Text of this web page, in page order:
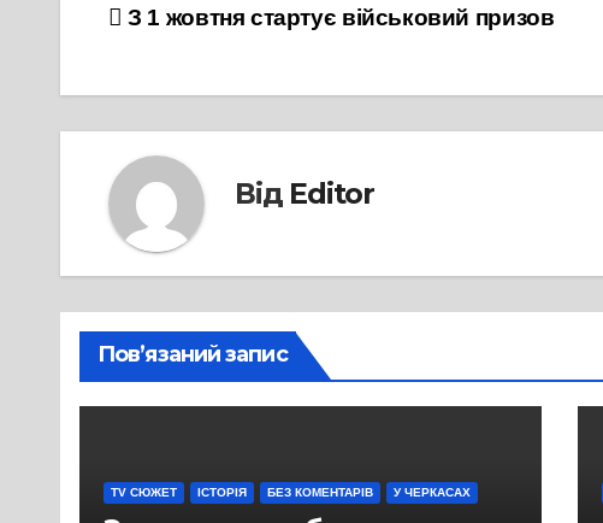
Навігація
З 1 жовтня стартує військовий призов
Від Editor
Пов’язаний запис
TV СЮЖЕТ ІСТОРІЯ БЕЗ КОМЕНТАРІВ У ЧЕРКАСАХ